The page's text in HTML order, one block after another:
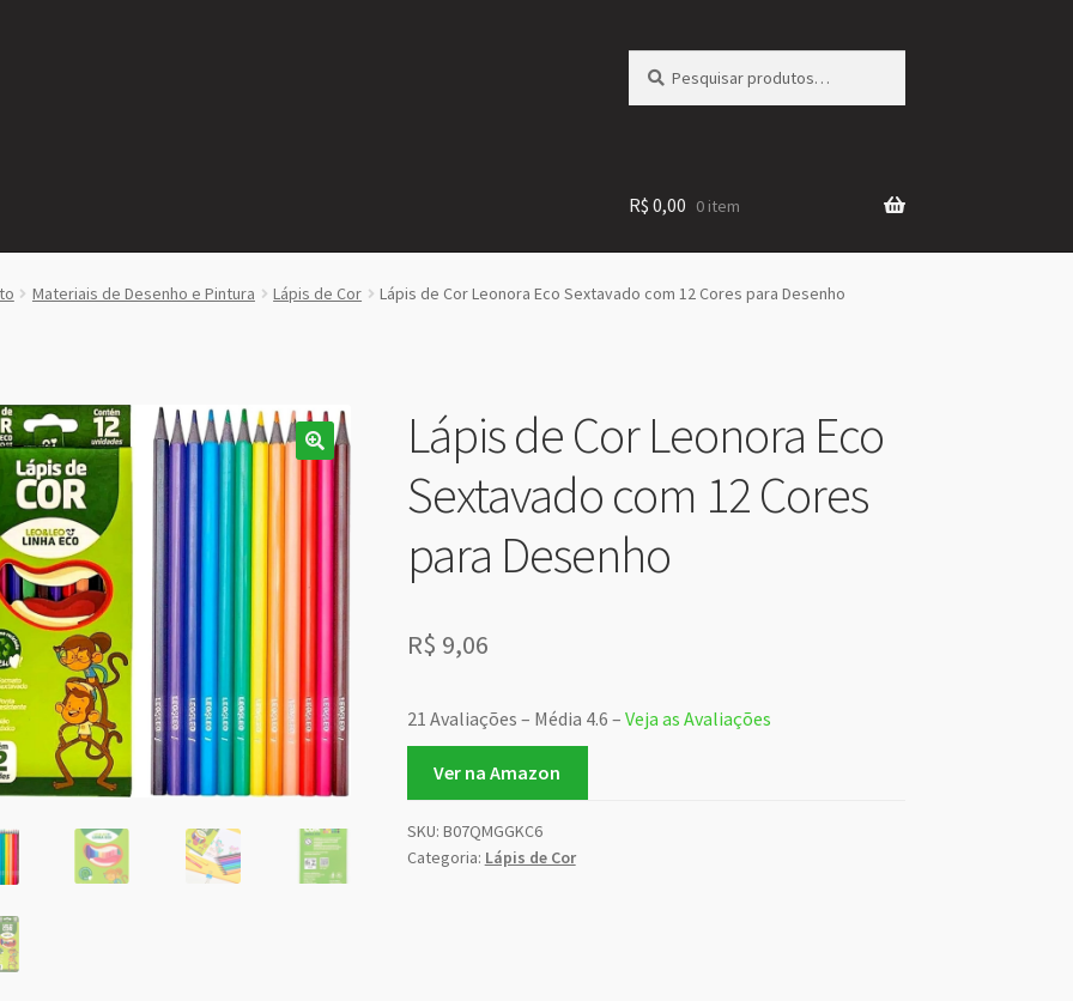
por:
R$ 0,00 0 item
Materiais de Desenho e Pintura Lápis de Cor Lápis de Cor Leonora Eco Sextavado com 12 Cores para Desenho
Lápis de Cor Leonora Eco
Sextavado com 12 Cores
para Desenho
R$ 9,06
21 Avaliações – Média 4.6 – Veja as Avaliações
Ver na Amazon
SKU: B07QMGGKC6
Categoria: Lápis de Cor